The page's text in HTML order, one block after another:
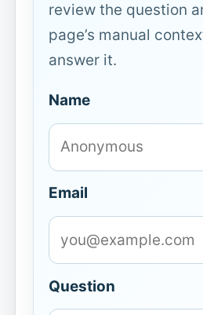
review the question
page’s manual
answer it.
Name
Email
Question